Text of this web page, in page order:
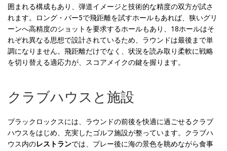
囲まれる構成もあり、弾道イメージと技術的な精度の双方が試さ
れます。ロング・パー5で飛距離を試すホールもあれば、狭いグリ
ーンへ高精度のショットを要求するホールもあり、18ホールはそ
れぞれ異なる思想で設計されているため、ラウンドは最後まで単
調になりません。飛距離だけでなく、状況を読み取り柔軟に戦略
を切り替える適応力が、スコアメイクの鍵を握ります。
クラブハウスと施設
ブラックロックスには、ラウンドの前後を快適に過ごせるクラブ
ハウスをはじめ、充実したゴルフ施設が整っています。クラブハ
ウス内のレストランでは、プレー後に海の景色を眺めながら食事